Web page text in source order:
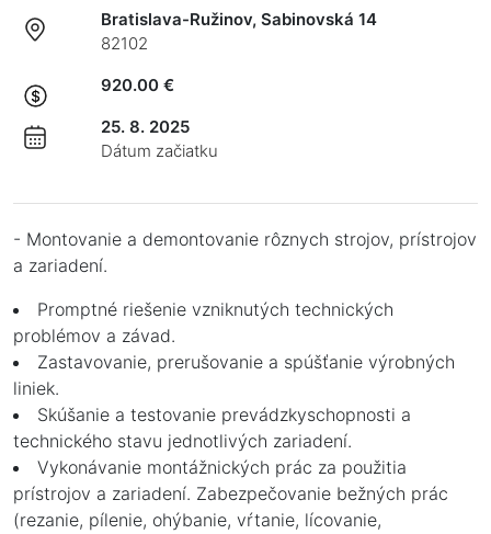
Bratislava-Ružinov, Sabinovská 14
82102
920.00 €
25. 8. 2025
Dátum začiatku
- Montovanie a demontovanie rôznych strojov, prístrojov
a zariadení.
Promptné riešenie vzniknutých technických
problémov a závad.
Zastavovanie, prerušovanie a spúšťanie výrobných
liniek.
Skúšanie a testovanie prevádzkyschopnosti a
technického stavu jednotlivých zariadení.
Vykonávanie montážnických prác za použitia
prístrojov a zariadení. Zabezpečovanie bežných prác
(rezanie, pílenie, ohýbanie, vŕtanie, lícovanie,